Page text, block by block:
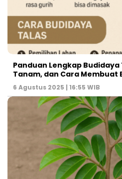
Panduan Lengkap
Tanam, dan Cara Membuat
6 Agustus 2025 | 16:55 WIB